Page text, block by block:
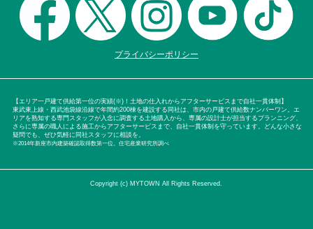
プライバシーポリシー
【エリア一戸建て供給第一位の実績(※)！土地の仕入れからアフターサービスまで自社一貫体制】
東武東上線・西武池袋線沿線で年間約200棟を建設する同社は、市内の戸建て供給数ナンバーワン。エ
リアを熟知する専門スタッフが入念に調査する土地購入から、専属の設計士が担当するプランニング、
さらに専属の職人による施工からアフターサービスまで、自社一貫体制を守っています。どんな小さな
疑問でも、ぜひ気軽に同社スタッフに相談を。
※2014年新座市内建築確認取得数第一位。住宅産業研究所調べ
Copyright (c) MYTOWN All Rights Reserved.